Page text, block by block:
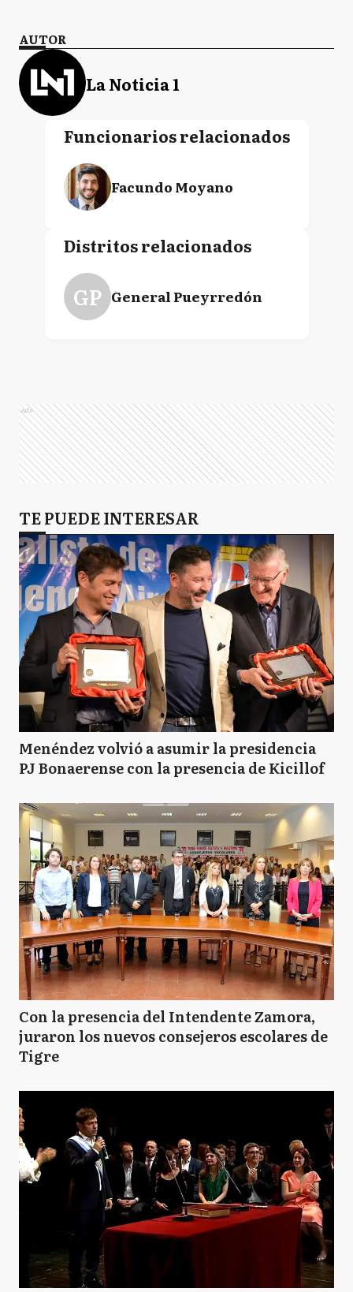
AUTOR
La Noticia 1
Funcionarios relacionados
Facundo Moyano
Distritos relacionados
GP General Pueyrredón
Ads
TE PUEDE INTERESAR
Menéndez volvió a asumir la presidencia
PJ Bonaerense con la presencia de Kicillof
Con la presencia del Intendente Zamora,
juraron los nuevos consejeros escolares de
Tigre